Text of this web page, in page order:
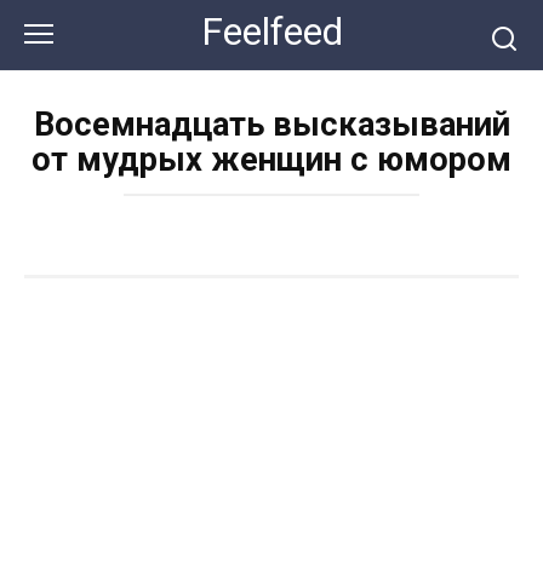
контенту
Feelfeed
Восемнадцать высказываний
от мудрых женщин с юмором